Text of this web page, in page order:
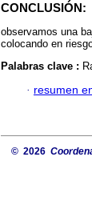
CONCLUSIÓN:
observamos una
colocando en
Palabras clave :
· resumen
© 2026